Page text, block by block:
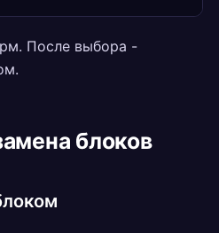
После выбора -
блоков